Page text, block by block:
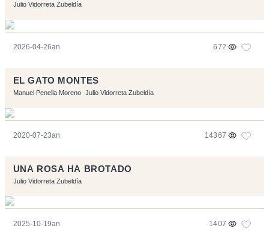
Julio Vidorreta Zubeldía
2026-04-26an 672
EL GATO MONTES
Manuel Penella Moreno Julio Vidorreta Zubeldía
2020-07-23an 14367
UNA ROSA HA BROTADO
Julio Vidorreta Zubeldía
2025-10-19an 1407